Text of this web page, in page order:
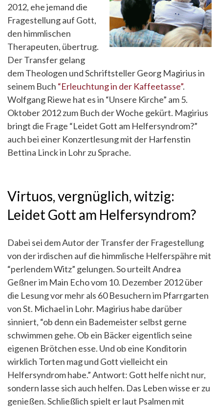
2012, ehe jemand die
Fragestellung auf Gott,
den himmlischen
Therapeuten, übertrug.
Der Transfer gelang
dem Theologen und Schriftsteller Georg Magirius in
seinem Buch “Erleuchtung in der Kaffeetasse”.
Wolfgang Riewe hat es in “Unsere Kirche” am 5.
Oktober 2012 zum Buch der Woche gekürt. Magirius
bringt die Frage “Leidet Gott am Helfersyndrom?”
auch bei einer Konzertlesung mit der Harfenstin
Bettina Linck in Lohr zu Sprache.
Virtuos, vergnüglich, witzig:
Leidet Gott am Helfersyndrom?
Dabei sei dem Autor der Transfer der Fragestellung
von der irdischen auf die himmlische Helferspähre mit
“perlendem Witz” gelungen. So urteilt Andrea
Geßner im Main Echo vom 10. Dezember 2012 über
die Lesung vor mehr als 60 Besuchern im Pfarrgarten
von St. Michael in Lohr. Magirius habe darüber
sinniert, “ob denn ein Bademeister selbst gerne
schwimmen gehe. Ob ein Bäcker eigentlich seine
eigenen Brötchen esse. Und ob eine Konditorin
wirklich Torten mag und Gott vielleicht ein
Helfersyndrom habe.” Antwort: Gott helfe nicht nur,
sondern lasse sich auch helfen. Das Leben wisse er zu
genießen. Schließlich spielt er laut Psalmen mit